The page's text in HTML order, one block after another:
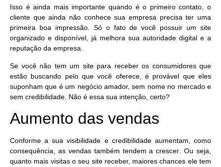
Isso é ainda mais importante quando é o primeiro contato, o
cliente que ainda não conhece sua empresa precisater uma
primeira boa impressão. Só o fato de você possuir um site
organizado e disponível, já melhora sua autoridade digital e a
reputação da empresa.
Se você não tem um site para receber os consumidores que
estão buscando pelo que você oferece, é provável que eles
suponham que é um negócio amador, sem nome no mercado e
sem credibilidade. Não é essa sua intenção, certo?
Aumento das vendas
Conforme a sua visibilidade e credibilidade aumentam, como
consequência, as vendas também tendem a crescer. Ou seja,
quanto mais visitas o seu site receber, maiores chances ele tem